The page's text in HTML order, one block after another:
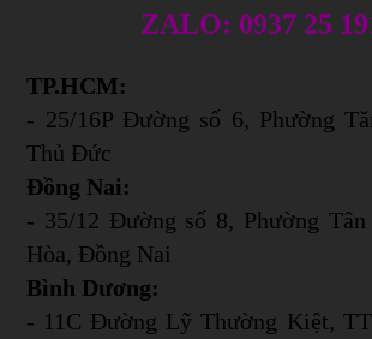
ZALO: 0937 25
TP.HCM:
- 25/16P Đường số 6, Phường
Thủ Đức
Đồng Nai:
- 35/12 Đường số 8, Phường
Hòa, Đồng Nai
Bình Dương:
- 11C Đường Lỹ Thường Kiệt,